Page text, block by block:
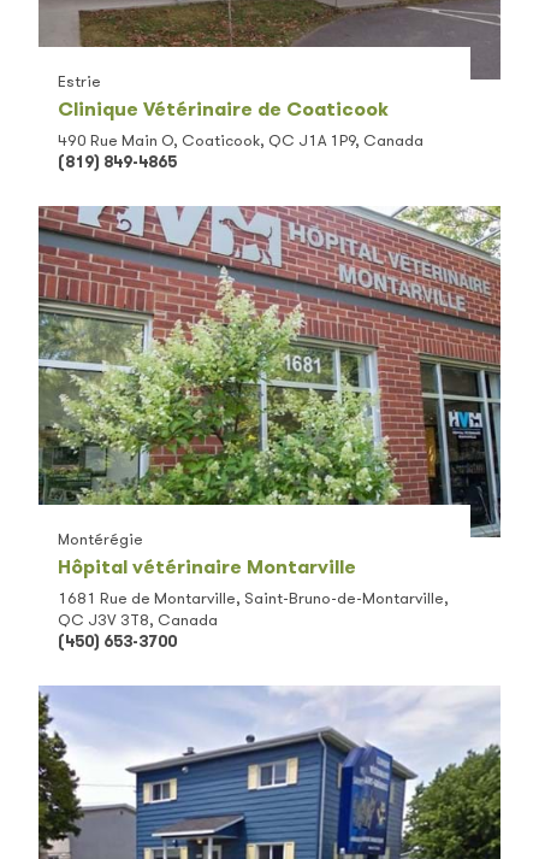
Clinique Vétérinaire de Coaticook
Estrie
490 Rue Main O, Coaticook, QC J1A 1P9, Canada
(819) 849-4865
Hôpital vétérinaire Montarville
Montérégie
1681 Rue de Montarville, Saint-Bruno-de-Montarville,
QC J3V 3T8, Canada
(450) 653-3700